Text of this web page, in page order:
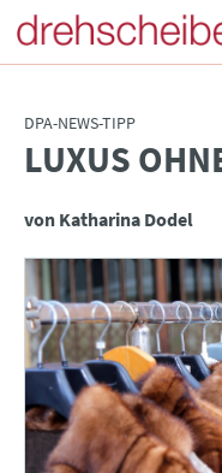
DPA-NEWS-TIPP
:LUXUS
von Katharina Dodel